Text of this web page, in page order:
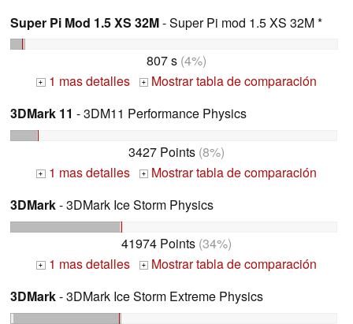
Super Pi Mod 1.5 XS 32M- Super Pi mod 1.5 XS 32M *
807 s (4%)
+ 1 mas detalles +
Mostrar tabla de comparación
3DMark 11 - 3DM11 Performance Physics
3427 Points (8%)
+ 1 mas detalles +
Mostrar tabla de comparación
3DMark- 3DMark Ice Storm Physics
41974 Points (34%)
+ 1 mas detalles +
Mostrar tabla de comparación
3DMark- 3DMark Ice Storm Extreme Physics